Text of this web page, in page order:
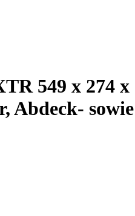
549 x 274
Abdeck-